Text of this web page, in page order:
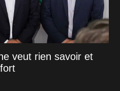
veut rien savoir et